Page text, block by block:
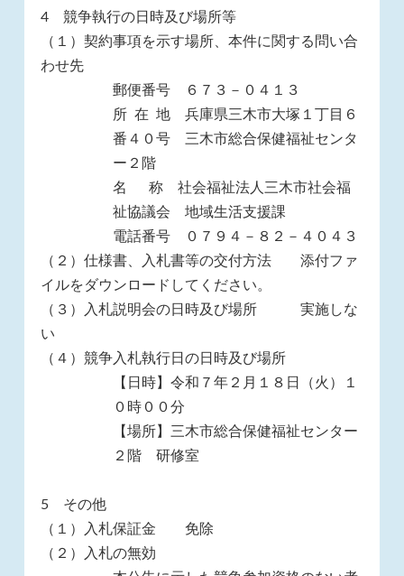
4 競争執行の日時及び場所等
（１）契約事項を示す場所、本件に関する問い合
わせ先
郵便番号 ６７３－０４１３
所 在 地 兵庫県三木市大塚１丁目６
番４０号 三木市総合保健福祉センタ
ー２階
名 称 社会福祉法人三木市社会福
祉協議会 地域生活支援課
電話番号 ０７９４－８２－４０４３
（２）仕様書、入札書等の交付方法 添付ファ
イルをダウンロードしてください。
（３）入札説明会の日時及び場所 実施しな
い
（４）競争入札執行日の日時及び場所
【日時】令和７年２月１８日（火）１
０時００分
【場所】三木市総合保健福祉センター
２階 研修室
5 その他
（１）入札保証金 免除
（２）入札の無効